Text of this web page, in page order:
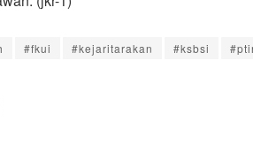
#fkui #kejaritarakan #ksbsi